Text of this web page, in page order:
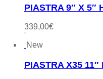
PIASTRA 9″ X 5″
339,00€
'
New
PIASTRA X35